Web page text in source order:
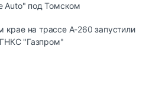
Auto" под Томском
крае на трассе А-260 запустили
"Газпром"